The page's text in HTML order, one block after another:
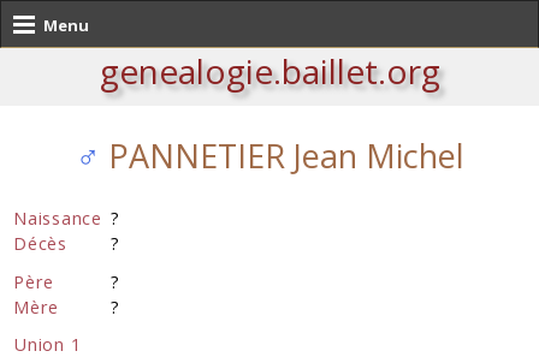
Menu
genealogie.baillet.org
♂ PANNETIER Jean Michel
Naissance ?
Décès
?
Père
?
Mère
?
Union 1